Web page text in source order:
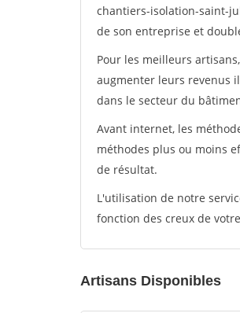
chantiers-isolation-saint-
de son entreprise et
Pour les meilleurs
augmenter leurs revenus
dans le secteur du
Avant internet, les
méthodes plus ou moins
de résultat.
L'utilisation de notre
fonction des creux de
Artisans Disponibles